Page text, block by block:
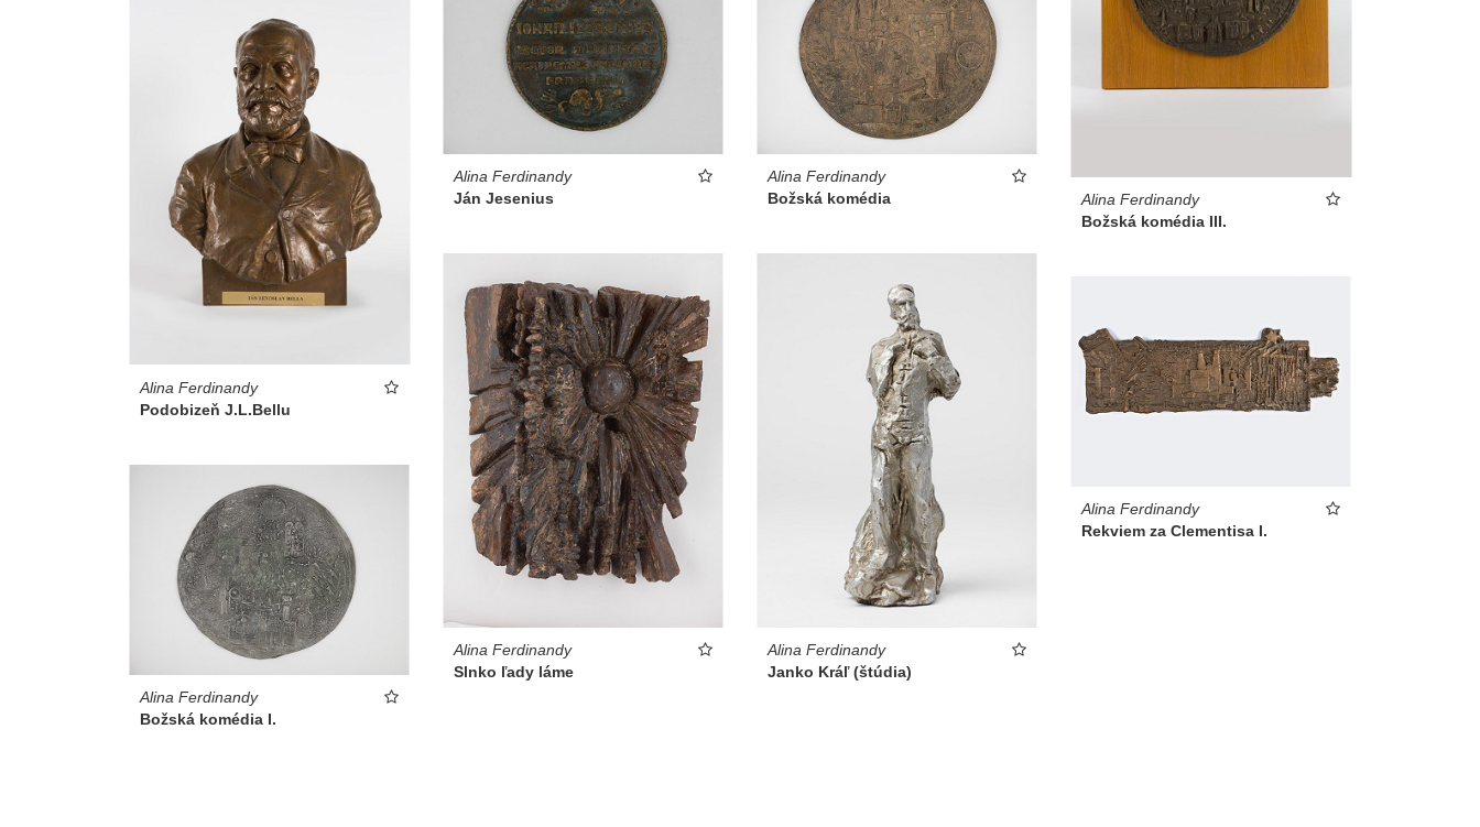
Alina Ferdinandy
Božská komédia III.
Alina Ferdinandy
Podobizeň J.L.Bellu
Alina Ferdinandy
Ján Jesenius
Alina Ferdinandy
Božská komédia
Alina Ferdinandy
Slnko ľady láme
Alina Ferdinandy
Janko Kráľ (štúdia)
Alina Ferdinandy
Rekviem za Clementisa I.
Alina Ferdinandy
Božská komédia I.